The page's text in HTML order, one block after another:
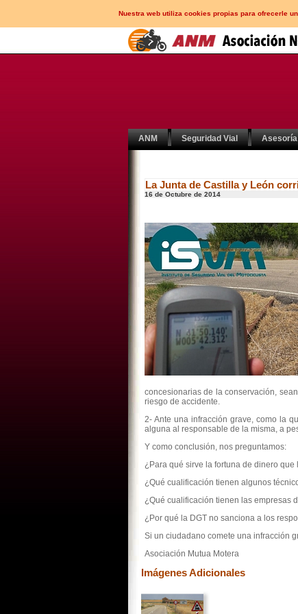
Nuestra web utiliza cookies propias para ofrecerle
ANM Seguridad Vial Asesoría
La Junta de Castilla y León
16 de Octubre de 2014
concesionarias de la conservación,
riesgo de accidente.
2- Ante una infracción grave, como la
alguna al responsable de la misma, a
Y como conclusión, nos preguntamos:
¿Para qué sirve la fortuna de dinero
¿Qué cualificación tienen algunos
¿Qué cualificación tienen las empresas
¿Por qué la DGT no sanciona a los
Si un ciudadano comete una infracción
Asociación Mutua Motera
Imágenes Adicionales